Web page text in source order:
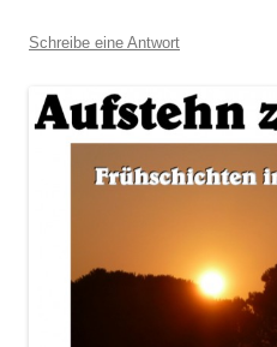
Schreibe eine Antwort